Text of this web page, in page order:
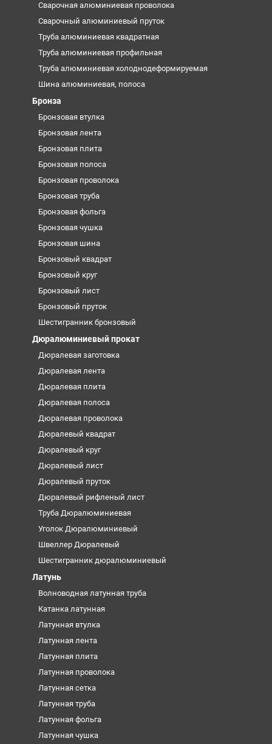
Сварочная алюминиевая проволока
Сварочный алюминиевый пруток
Труба алюминиевая квадратная
Труба алюминиевая профильная
Труба алюминиевая холоднодеформируемая
Шина алюминиевая, полоса
Бронза
Бронзовая втулка
Бронзовая лента
Бронзовая плита
Бронзовая полоса
Бронзовая проволока
Бронзовая труба
Бронзовая фольга
Бронзовая чушка
Бронзовая шина
Бронзовый квадрат
Бронзовый круг
Бронзовый лист
Бронзовый пруток
Шестигранник бронзовый
Дюралюминиевый прокат
Дюралевая заготовка
Дюралевая лента
Дюралевая плита
Дюралевая полоса
Дюралевая проволока
Дюралевый квадрат
Дюралевый круг
Дюралевый лист
Дюралевый пруток
Дюралевый рифленый лист
Труба Дюралюминиевая
Уголок Дюралюминиевый
Швеллер Дюралевый
Шестигранник дюралюминиевый
Латунь
Волноводная латунная труба
Катанка латунная
Латунная втулка
Латунная лента
Латунная плита
Латунная проволока
Латунная сетка
Латунная труба
Латунная фольга
Латунная чушка